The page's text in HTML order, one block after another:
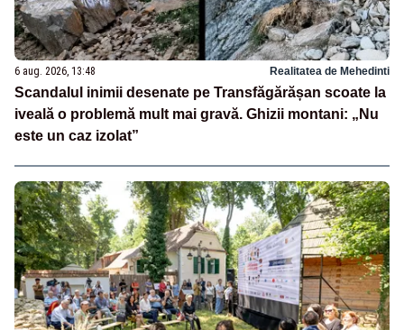
6 aug. 2026, 13:48 Realitatea de Mehedinti
Scandalul inimii desenate pe Transfăgărășan scoate la
iveală o problemă mult mai gravă. Ghizii montani: „Nu
este un caz izolat”